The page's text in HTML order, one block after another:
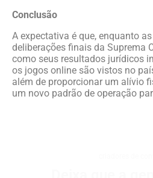
Conclusão
A expectativa é que, enquanto
deliberações finais da Suprema
como seus resultados jurídicos
os jogos online são vistos no
além de proporcionar um alívio
um novo padrão de operação